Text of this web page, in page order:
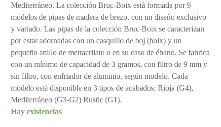
Mediterráneo. La colección Bruc-Boix está formada por 9
modelos de pipas de madera de brezo, con un diseño exclusivo
y variado. Las pipas de la colección Bruc-Boix se caracterizan
por estar adornadas con un casquillo de boj (boix) y un
pequeño anillo de metracrilato o en su caso de ébano. Se fabrica
con un mínimo de capacidad de 3 gramos, con filtro de 9 mm y
sin filtro, con enfriador de aluminio, según modelo. Cada
modelo está disponible en 3 tipos de acabados: Rioja (G4),
Mediterráneo (G3-G2) Rustic (G1).
Hay existencias